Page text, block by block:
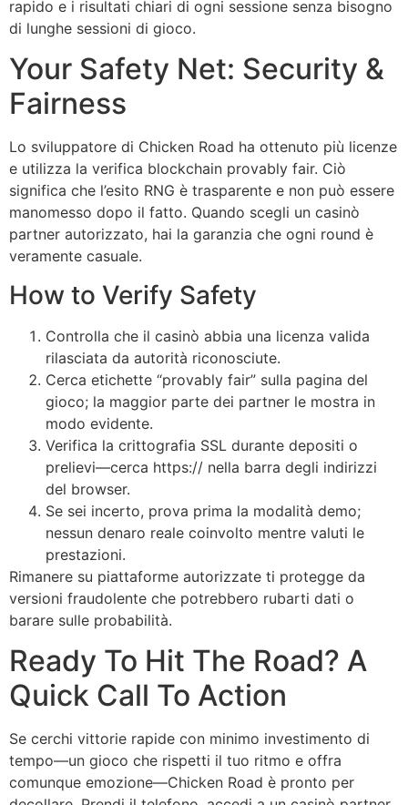
rapido e i risultati chiari di ogni sessione senza bisogno
di lunghe sessioni di gioco.
Your Safety Net: Security &
Fairness
Lo sviluppatore di Chicken Road ha ottenuto più licenze
e utilizza la verifica blockchain provably fair. Ciò
significa che l’esito RNG è trasparente e non può essere
manomesso dopo il fatto. Quando scegli un casinò
partner autorizzato, hai la garanzia che ogni round è
veramente casuale.
How to Verify Safety
Controlla che il casinò abbia una licenza valida
rilasciata da autorità riconosciute.
Cerca etichette “provably fair” sulla pagina del
gioco; la maggior parte dei partner le mostra in
modo evidente.
Verifica la crittografia SSL durante depositi o
prelievi—cerca https:// nella barra degli indirizzi
del browser.
Se sei incerto, prova prima la modalità demo;
nessun denaro reale coinvolto mentre valuti le
prestazioni.
Rimanere su piattaforme autorizzate ti protegge da
versioni fraudolente che potrebbero rubarti dati o
barare sulle probabilità.
Ready To Hit The Road? A
Quick Call To Action
Se cerchi vittorie rapide con minimo investimento di
tempo—un gioco che rispetti il tuo ritmo e offra
comunque emozione—Chicken Road è pronto per